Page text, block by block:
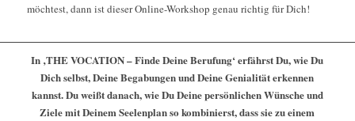
möchtest, dann ist dieser Online-Workshop genau richtig für Dich!
In ‚THE VOCATION – Finde Deine Berufung‘ erfährst Du, wie Du
Dich selbst, Deine Begabungen und Deine Genialität erkennen
kannst. Du weißt danach, wie Du Deine persönlichen Wünsche und
Ziele mit Deinem Seelenplan so kombinierst, dass sie zu einem